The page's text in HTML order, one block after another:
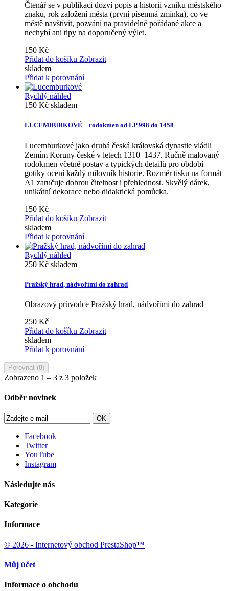
Čtenář se v publikaci dozví popis a historii vzniku městského
znaku, rok založení města (první písemná zmínka), co ve
městě navštívit, pozvání na pravidelně pořádané akce a
nechybí ani tipy na doporučený výlet.
150 Kč
Přidat do košíku Zobrazit
skladem
Přidat k porovnání
Rychlý náhled
150 Kč skladem
LUCEMBURKOVÉ – rodokmen od LP 998 do 1458
Lucemburkové jako druhá česká královská dynastie vládli
Zemím Koruny české v letech 1310–1437. Ručně malovaný
rodokmen včetně postav a typických detailů pro období
gotiky ocení každý milovník historie. Rozměr tisku na formát
A1 zaručuje dobrou čitelnost i přehlednost. Skvělý dárek,
unikátní dekorace nebo didaktická pomůcka.
150 Kč
Přidat do košíku Zobrazit
skladem
Přidat k porovnání
Rychlý náhled
250 Kč skladem
Pražský hrad, nádvořími do zahrad
Obrazový průvodce Pražský hrad, nádvořími do zahrad
250 Kč
Přidat do košíku Zobrazit
skladem
Přidat k porovnání
Porovnat (0)
Zobrazeno 1 – 3 z 3 položek
Odběr novinek
OK
Facebook
Twitter
YouTube
Instagram
Následujte nás
Kategorie
Informace
© 2026 - Internetový obchod PrestaShop™
Můj účet
Informace o obchodu